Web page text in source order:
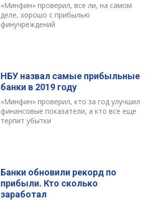
«Минфин» проверил, все ли, на самом
деле, хорошо с прибылью
финучреждений
НБУ назвал самые прибыльные
банки в 2019 году
«Минфин» проверил, кто за год улучшил
финансовые показатели, а кто все еще
терпит убытки
Банки обновили рекорд по
прибыли. Кто сколько
заработал